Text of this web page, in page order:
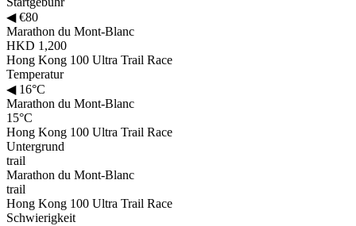
◀€80
Marathon du Mont-Blanc
HKD 1,200
Hong Kong 100 Ultra Trail Race
Temperatur
◀16°C
Marathon du Mont-Blanc
15°C
Hong Kong 100 Ultra Trail Race
Untergrund
trail
Marathon du Mont-Blanc
trail
Hong Kong 100 Ultra Trail Race
Schwierigkeit